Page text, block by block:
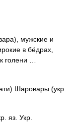
мужские и
в бёдрах,
голени …
Шаровары (укр.
яз. Укр.